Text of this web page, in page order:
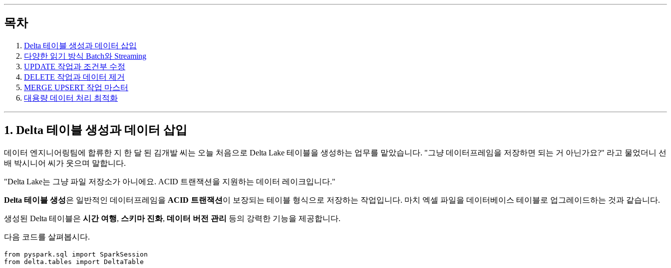
목차
Delta 테이블 생성과 데이터 삽입
다양한 읽기 방식 Batch와 Streaming
UPDATE 작업과 조건부 수정
DELETE 작업과 데이터 제거
MERGE UPSERT 작업 마스터
대용량 데이터 처리 최적화
1. Delta 테이블 생성과 데이터 삽입
데이터 엔지니어링팀에 합류한 지 한 달 된 김개발 씨는 오늘 처음으로 Delta Lake 테이블을 생성하는 업무를 맡았습니다. "그냥 데이터프레임을 저장하면 되는 거 아닌가요?" 라고 물었더니 선
배 박시니어 씨가 웃으며 말합니다.
"Delta Lake는 그냥 파일 저장소가 아니에요. ACID 트랜잭션을 지원하는 데이터 레이크입니다."
Delta 테이블 생성은 일반적인 데이터프레임을 ACID 트랜잭션 이 보장되는 테이블 형식으로 저장하는 작업입니다. 마치 엑셀 파일을 데이터베이스 테이블로 업그레이드하는 것과 같습니다.
생성된 Delta 테이블은 시간 여행, 스키마 진화, 데이터 버전 관리 등의 강력한 기능을 제공합니다.
다음 코드를 살펴봅시다.
from pyspark.sql import
from delta.tables import DeltaTable